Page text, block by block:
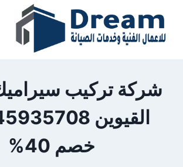
content
شركة تركيب
خصم 40%